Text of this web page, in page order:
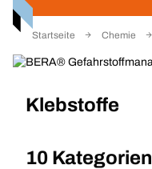
Startseite Chemie
Klebstoffe
10 Kategorien